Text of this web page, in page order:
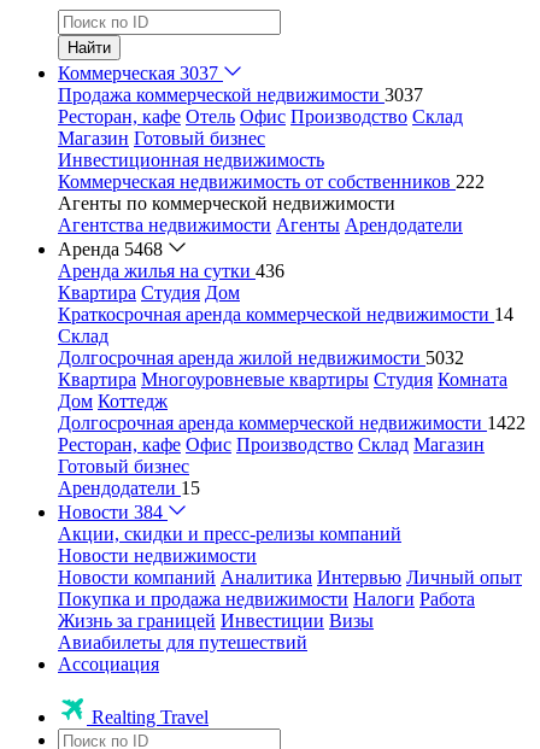
Найти
Коммерческая 3037
Продажа коммерческой недвижимости 3037
Ресторан, кафе Отель Офис Производство Склад
Магазин Готовый бизнес
Инвестиционная недвижимость
Коммерческая недвижимость от собственников 222
Агенты по коммерческой недвижимости
Агентства недвижимости Агенты Арендодатели
Аренда 5468
Аренда жилья на сутки 436
Квартира Студия Дом
Краткосрочная аренда коммерческой недвижимости 14
Склад
Долгосрочная аренда жилой недвижимости 5032
Квартира Многоуровневые квартиры Студия Комната
Дом Коттедж
Долгосрочная аренда коммерческой недвижимости 1422
Ресторан, кафе Офис Производство Склад Магазин
Готовый бизнес
Арендодатели 15
Новости 384
Акции, скидки и пресс-релизы компаний
Новости недвижимости
Новости компаний Аналитика Интервью Личный опыт
Покупка и продажа недвижимости Налоги Работа
Жизнь за границей Инвестиции Визы
Авиабилеты для путешествий
Ассоциация
Realting Travel